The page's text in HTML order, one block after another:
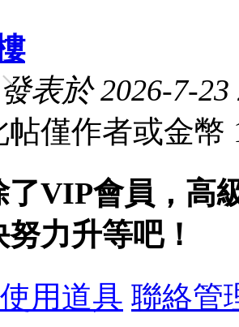
發表於 2026-7-
帖僅作者或金幣
了VIP會員，高
努力升等吧！
使用道具 聯絡管